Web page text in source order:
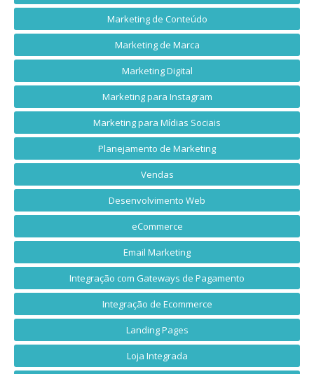
Marketing de Conteúdo
Marketing de Marca
Marketing Digital
Marketing para Instagram
Marketing para Mídias Sociais
Planejamento de Marketing
Vendas
Desenvolvimento Web
eCommerce
Email Marketing
Integração com Gateways de Pagamento
Integração de Ecommerce
Landing Pages
Loja Integrada